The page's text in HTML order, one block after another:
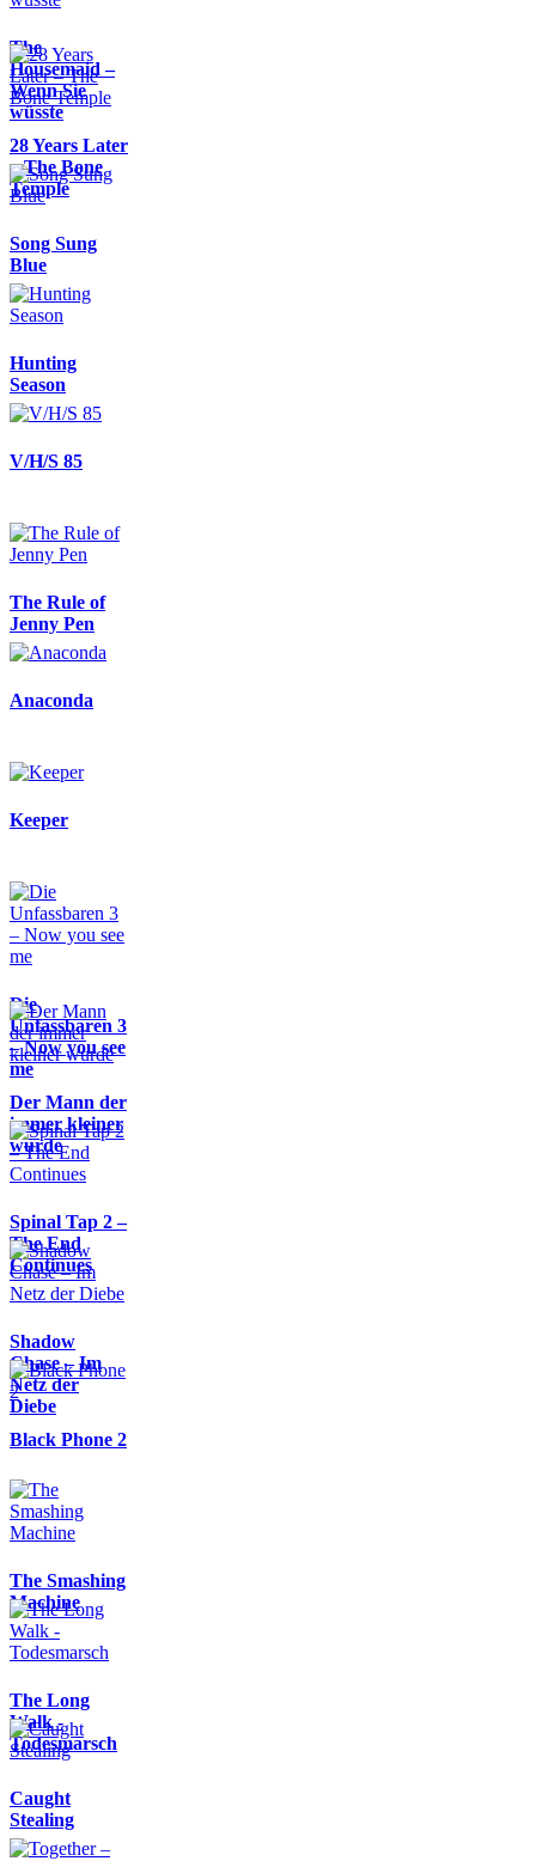
The
Housemaid –
Wenn Sie
wüsste
28 Years Later
– The Bone
Temple
Song Sung
Blue
Hunting
Season
V/H/S 85
The Rule of
Jenny Pen
Anaconda
Keeper
Die
Unfassbaren 3
– Now you see
me
Der Mann der
immer kleiner
wurde
Spinal Tap 2 –
The End
Continues
Shadow
Chase – Im
Netz der
Diebe
Black Phone 2
The Smashing
Machine
The Long
Walk -
Todesmarsch
Caught
Stealing